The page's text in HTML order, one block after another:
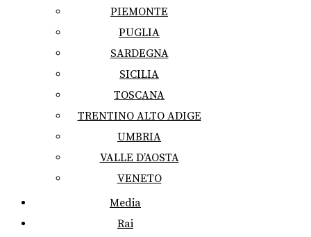
PIEMONTE
PUGLIA
SARDEGNA
SICILIA
TOSCANA
TRENTINO ALTO ADIGE
UMBRIA
VALLE D’AOSTA
VENETO
Media
Rai